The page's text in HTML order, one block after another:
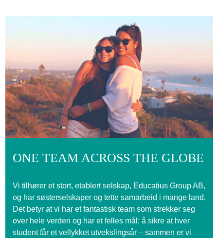
ONE TEAM ACROSS THE GLOBE
Vi tilhører et stort, etablert selskap, Educatius Group AB,
og har søsterselskaper og tette samarbeid i mange land.
Det betyr at vi har et fantastisk team som strekker seg
over hele verden og har et felles mål: å sikre at hver
student får et vellykket utvekslingsår – sammen er vi